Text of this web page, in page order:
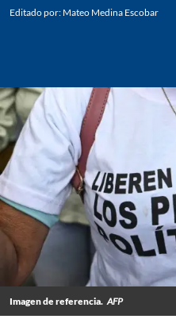
Editado por: Mateo Medina Escobar
Imagen de referencia. AFP